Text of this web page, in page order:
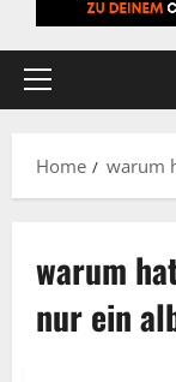
Primary
Home warum
warum
nur ein